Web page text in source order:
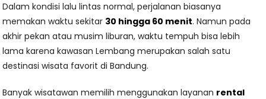
Dalam kondisi lalu lintas normal, perjalanan biasanya
memakan waktu sekitar 30 hingga 60 menit. Namun pada
akhir pekan atau musim liburan, waktu tempuh bisa lebih
lama karena kawasan Lembang merupakan salah satu
destinasi wisata favorit di Bandung.
Banyak wisatawan memilih menggunakan layanan rental